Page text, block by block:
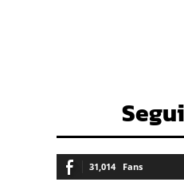
31,014 Fans